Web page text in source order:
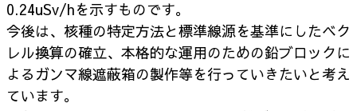
0.24uSv/hを示すものです。
今後は、核種の特定方法と標準線源を基準にしたベク
レル換算の確立、本格的な運用のための鉛ブロックに
よるガンマ線遮蔽箱の製作等を行っていきたいと考え
ています。